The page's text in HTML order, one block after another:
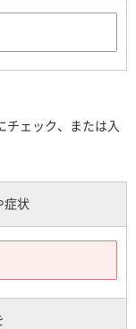
チェック、または入
症状